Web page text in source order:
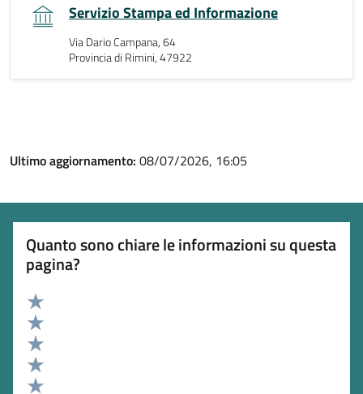
Servizio Stampa ed Informazione
Via Dario Campana, 64
Provincia di Rimini, 47922
Ultimo aggiornamento: 08/07/2026, 16:05
Quanto sono chiare le informazioni su questa
pagina?
Valuta 5 stelle su 5
Valuta 4 stelle su 5
Valuta 3 stelle su 5
Valuta 2 stelle su 5